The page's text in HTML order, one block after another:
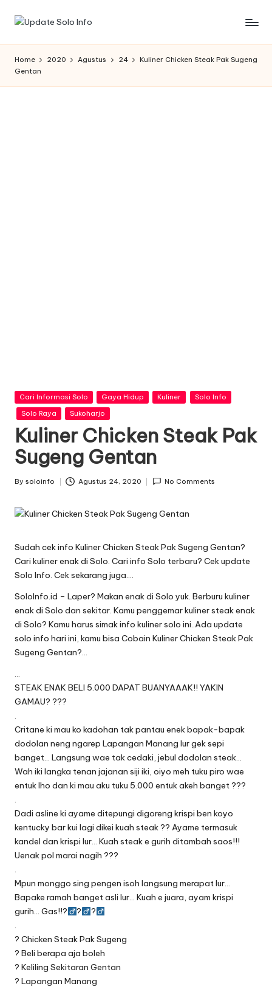
Skip
U
p
d
Solo
Home 2020 Agustus 24
Kuliner Chicken Steak Pak Sugeng
Gentan
Posted
in
Cari Informasi Solo Gaya Hidup Kuliner
Solo Info
Solo Raya
Sukoharjo
Kuliner Chicken Steak Pak
Sugeng Gentan
Posted
By soloinfo Agustus 24, 2020 No Comments
Sudah cek info Kuliner Chicken Steak Pak Sugeng Gentan?
Cari kuliner enak di Solo. Cari info Solo terbaru? Cek update
Solo Info. Cek sekarang juga….
SoloInfo.id – Laper? Makan enak di Solo yuk. Berburu kuliner
enak di Solo dan sekitar. Kamu penggemar kuliner steak enak
di Solo? Kamu harus simak info kuliner solo ini..Ada update
solo info hari ini, kamu bisa Cobain Kuliner Chicken Steak Pak
Sugeng Gentan?…
…
STEAK ENAK BELI 5.000 DAPAT BUANYAAAK!! YAKIN
GAMAU? ???
.
Critane ki mau ko kadohan tak pantau enek bapak-bapak
dodolan neng ngarep Lapangan Manang lur gek sepi
banget… Langsung wae tak cedaki, jebul dodolan steak…
Wah iki langka tenan jajanan siji iki, oiyo meh tuku piro wae
entuk lho dan ki mau aku tuku 5.000 entuk akeh banget ???
.
Dadi asline ki ayame ditepungi digoreng krispi ben koyo
kentucky bar kui lagi dikei kuah steak ?? Ayame termasuk
kandel dan krispi lur… Kuah steak e gurih ditambah saos!!!
Uenak pol marai nagih ???
.
Mpun monggo sing pengen isoh langsung merapat lur…
Bapake ramah banget asli lur… Kuah e juara, ayam krispi
gurih… Gas!!?‍
?‍
?‍
.
? Chicken Steak Pak Sugeng
? Beli berapa aja boleh
? Keliling Sekitaran Gentan
? Lapangan Manang